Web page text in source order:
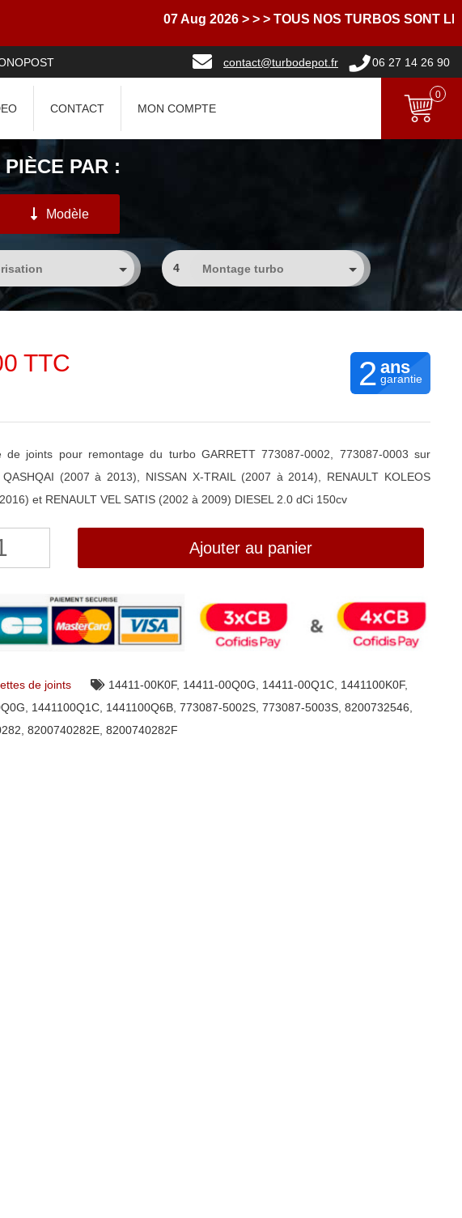
07 Aug 2026 > > > TOUS NOS TURBOS SONT
contact@turbodepot.fr 06 27 14 26 90
CONTACT MON COMPTE
0
PAR :
Modèle
4
TTC 2 ans
garantie
de joints pour remontage du turbo GARRETT 773087-0002, 773087-0003 sur
QASHQAI (2007 à 2013), NISSAN X-TRAIL (2007 à 2014), RENAULT KOLEOS
et RENAULT VEL SATIS (2002 à 2009) DIESEL 2.0 dCi 150cv
Ajouter au panier
de joints 14411-00K0F, 14411-00Q0G 14411-00Q1C, 1441100K0F,
1441100Q1C, 1441100Q6B, 773087-5002S, 773087-5003S, 8200732546
8200740282E, 8200740282F